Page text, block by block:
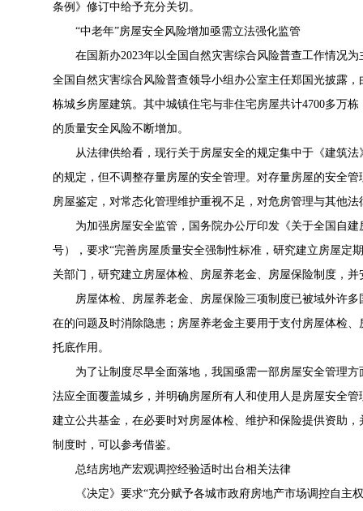
条例》修订中给予充分关切。
“中老年”房屋安全风险增加亟需立法强化监管
在国新办2023年以全国自然灾害综合风险普查工作情况
全国自然灾害综合风险普查领导小组办公室主任郑国光披露
栋城乡房屋建筑。其中城镇住宅与非住宅房屋共计4700多万
的质量安全风险不断增加。
从法律供给看，现行关于房屋安全的规定集中于《建筑
的规定，但不调整存量房屋的安全管理。对存量房屋的安全
房屋鉴定，对常态化管理维护重视不足，对危房管理与其他
为加强房屋安全监管，国务院办公厅印发《关于全国自
号），要求“完善房屋质量安全强制性标准，研究建立房屋定
关部门，研究建立房屋体检、房屋养老金、房屋保险制度，
房屋体检、房屋养老金、房屋保险三项制度已被域外许
在的问题及时消除隐患；房屋养老金主要用于支付房屋体检
托底作用。
为了让制度尽早全面落地，我国亟需一部房屋安全管理
法应全面覆盖城乡，并明确房屋所有人和使用人是房屋安全
建立公共基金，在必要时对房屋体检、维护和保险提供资助
制度时，可以参考借鉴。
总结房地产宏观调控经验适时出台相关法律
《决定》要求“充分赋予各城市政府房地产市场调控自